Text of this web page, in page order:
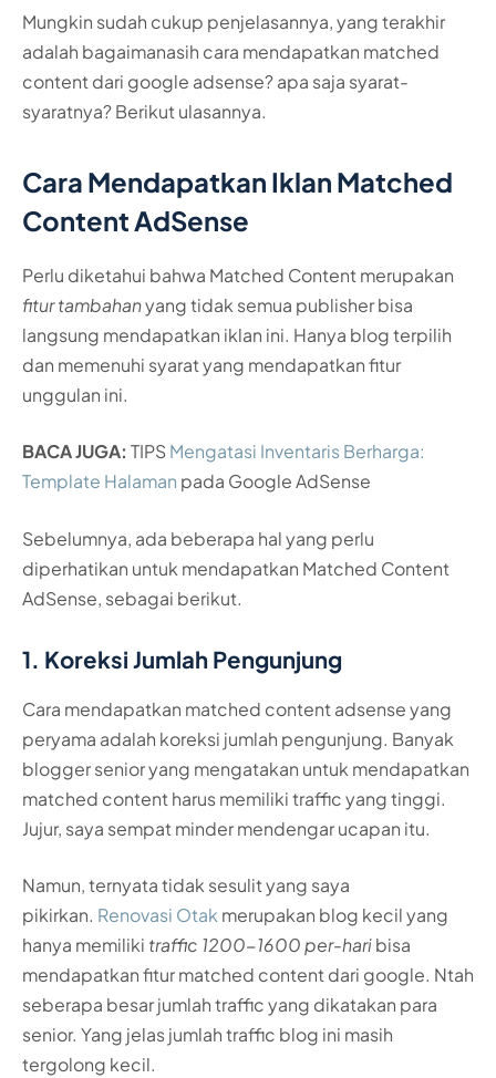
Mungkin sudah cukup penjelasannya, yang terakhir
adalah bagaimanasih cara mendapatkan matched
content dari google adsense? apa saja syarat-
syaratnya? Berikut ulasannya.
Cara Mendapatkan Iklan Matched
Content AdSense
Perlu diketahui bahwa Matched Content merupakan
fitur tambahanyang tidak semua publisher bisa
langsung mendapatkan iklan ini. Hanya blog terpilih
dan memenuhi syarat yang mendapatkan fitur
unggulan ini.
BACA JUGA: TIPSMengatasi Inventaris Berharga:
Template Halaman pada Google AdSense
Sebelumnya, ada beberapa hal yang perlu
diperhatikan untuk mendapatkan Matched Content
AdSense, sebagai berikut.
1. Koreksi Jumlah Pengunjung
Cara mendapatkan matched content adsense yang
peryama adalah koreksi jumlah pengunjung. Banyak
blogger senior yang mengatakan untuk mendapatkan
matched content harus memiliki traffic yang tinggi.
Jujur, saya sempat minder mendengar ucapan itu.
Namun, ternyata tidak sesulit yang saya
pikirkan. Renovasi Otak merupakan blog kecil yang
hanya memiliki traffic 1200-1600 per-haribisa
mendapatkan fitur matched content dari google. Ntah
seberapa besar jumlah traffic yang dikatakan para
senior. Yang jelas jumlah traffic blog ini masih
tergolong kecil.